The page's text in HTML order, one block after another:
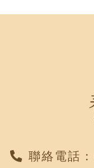
聯絡電話：